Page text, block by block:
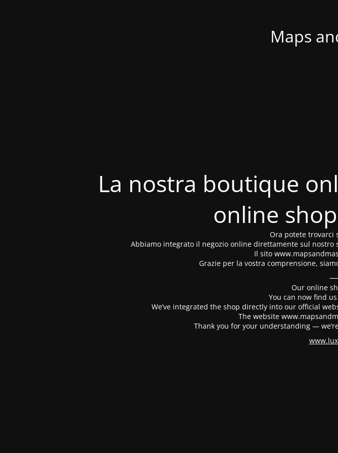
Maps
La nostra boutique
online
Ora potete trovarci
Abbiamo integrato il negozio online direttamente sul
Il sito
Grazie per la vostra comprensione,
Our online
You can now find
We’ve integrated the shop directly into our official
The website
Thank you for your understanding —